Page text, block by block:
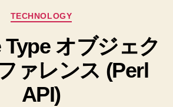
カ
ゴ
リ
ー
TECHNOLOGY
オブジェク
ァレンス (Perl
API)